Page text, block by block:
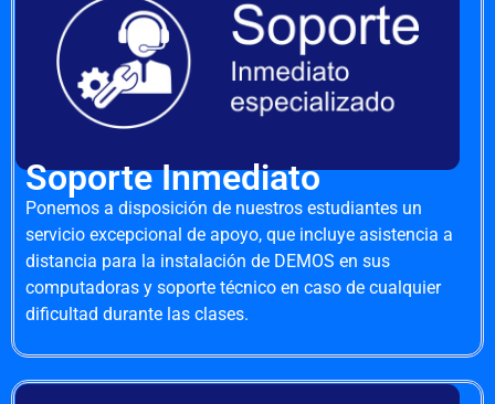
Soporte Inmediato
Ponemos a disposición de nuestros estudiantes un
servicio excepcional de apoyo, que incluye asistencia a
distancia para la instalación de DEMOS en sus
computadoras y soporte técnico en caso de cualquier
dificultad durante las clases.